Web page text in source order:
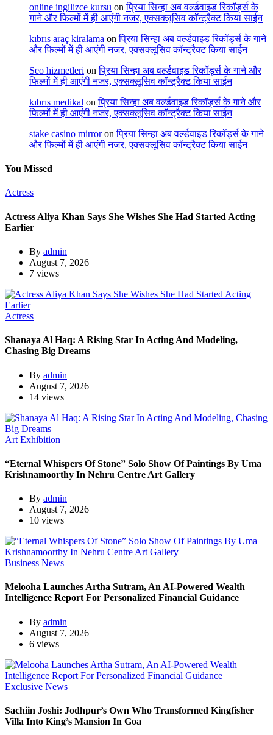
online ingilizce kursu onप्रिया सिन्हा अब वर्ल्डवाइड रिकॉर्ड्स के
गाने और फिल्मों में ही आएंगी नजर, एक्सक्लूसिव कॉन्ट्रैक्ट किया साईन
kıbrıs araç kiralama onप्रिया सिन्हा अब वर्ल्डवाइड रिकॉर्ड्स के गाने
और फिल्मों में ही आएंगी नजर, एक्सक्लूसिव कॉन्ट्रैक्ट किया साईन
Seo hizmetleri onप्रिया सिन्हा अब वर्ल्डवाइड रिकॉर्ड्स के गाने और
फिल्मों में ही आएंगी नजर, एक्सक्लूसिव कॉन्ट्रैक्ट किया साईन
kıbrıs medikal onप्रिया सिन्हा अब वर्ल्डवाइड रिकॉर्ड्स के गाने और
फिल्मों में ही आएंगी नजर, एक्सक्लूसिव कॉन्ट्रैक्ट किया साईन
stake casino mirroronप्रिया सिन्हा अब वर्ल्डवाइड रिकॉर्ड्स के गाने
और फिल्मों में ही आएंगी नजर, एक्सक्लूसिव कॉन्ट्रैक्ट किया साईन
You Missed
Actress
Actress Aliya Khan Says She Wishes She Had Started Acting
Earlier
By admin
August 7, 2026
7 views
Actress
Shanaya Al Haq: A Rising Star In Acting And Modeling,
Chasing Big Dreams
By admin
August 7, 2026
14 views
Art Exhibition
“Eternal Whispers Of Stone” Solo Show Of Paintings By Uma
Krishnamoorthy In Nehru Centre Art Gallery
By admin
August 7, 2026
10 views
Business News
Melooha Launches Artha Sutram, An AI-Powered Wealth
Intelligence Report For Personalized Financial Guidance
By admin
August 7, 2026
6 views
Exclusive News
Sachiin Joshi: Jodhpur’s Own Who Transformed Kingfisher
Villa Into King’s Mansion In Goa